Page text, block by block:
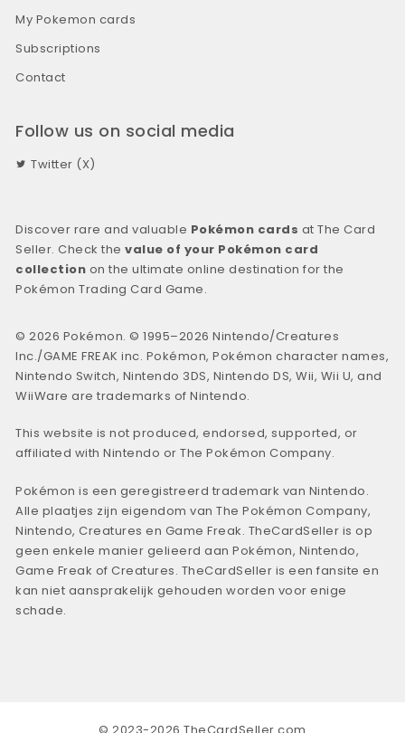
My Pokemon cards
Subscriptions
Contact
Follow us on social media
Twitter (X)
Discover rare and valuable Pokémon cards at The Card
Seller. Check thevalue of your Pokémon card
collection on the ultimate online destination for the
Pokémon Trading Card Game.
© 2026 Pokémon. © 1995–2026 Nintendo/Creatures
Inc./GAME FREAK inc. Pokémon, Pokémon character names,
Nintendo Switch, Nintendo 3DS, Nintendo DS, Wii, Wii U, and
WiiWare are trademarks of Nintendo.
This website is not produced, endorsed, supported, or
affiliated with Nintendo or The Pokémon Company.
Pokémon is een geregistreerd trademark van Nintendo.
Alle plaatjes zijn eigendom van The Pokémon Company,
Nintendo, Creatures en Game Freak. TheCardSeller is op
geen enkele manier gelieerd aan Pokémon, Nintendo,
Game Freak of Creatures. TheCardSeller is een fansite en
kan niet aansprakelijk gehouden worden voor enige
schade.
© 2023-2026 TheCardSeller.com